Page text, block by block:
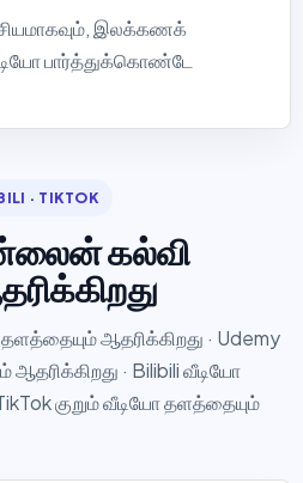
இலக்கணக்
பார்த்துக்கொண்டே
· TIKTOK
கல்வி
ஆதரிக்கிறது · Udemy
· Bilibili வீடியோ
குறும் வீடியோ தளத்தையும்